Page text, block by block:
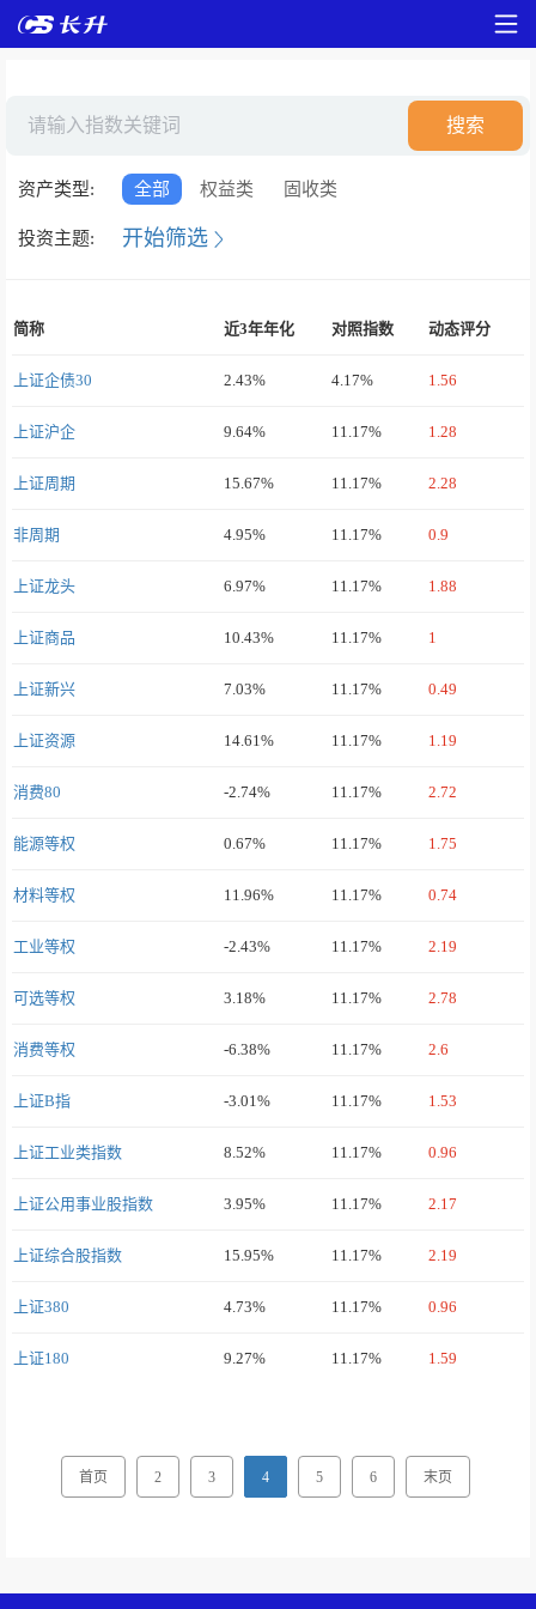
搜索
资产类型: 全部 权益类 固收类
投资主题: 开始筛选
简称 近3年年化 对照指数 动态评分
上证企债30 2.43% 4.17% 1.56
上证沪企 9.64% 11.17% 1.28
上证周期 15.67% 11.17% 2.28
非周期 4.95% 11.17% 0.9
上证龙头 6.97% 11.17% 1.88
上证商品 10.43% 11.17% 1
上证新兴 7.03% 11.17% 0.49
上证资源 14.61% 11.17% 1.19
消费80 -2.74% 11.17% 2.72
能源等权 0.67% 11.17% 1.75
材料等权 11.96% 11.17% 0.74
工业等权 -2.43% 11.17% 2.19
可选等权 3.18% 11.17% 2.78
消费等权 -6.38% 11.17% 2.6
上证B指 -3.01% 11.17% 1.53
上证工业类指数 8.52% 11.17% 0.96
上证公用事业股指数 3.95% 11.17% 2.17
上证综合股指数 15.95% 11.17% 2.19
上证380 4.73% 11.17% 0.96
上证180 9.27% 11.17% 1.59
首页 2 3 4 5 6 末页